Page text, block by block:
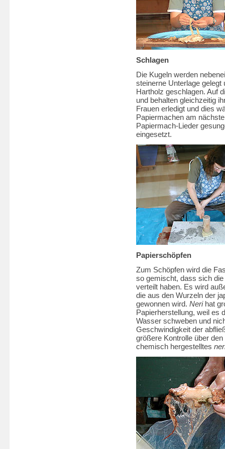
Schlagen
Die Kugeln werden
steinerne Unterlage
Hartholz geschlagen. Auf
und behalten gleichzeitig
Frauen erledigt und dies
Papiermachen am
Papiermach-Lieder
eingesetzt.
Papierschöpfen
Zum Schöpfen wird die
so gemischt, dass sich
verteilt haben. Es wird
die aus den Wurzeln der
gewonnen wird. Nerihat
Papierherstellung, weil es
Wasser schweben und
Geschwindigkeit der
größere Kontrolle über
chemisch hergestelltes